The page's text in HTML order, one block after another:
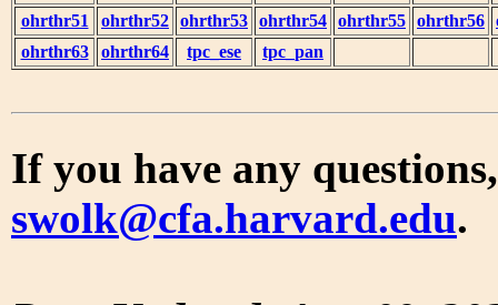
ohrthr51
ohrthr52 ohrthr53 ohrthr54 ohrthr55 ohrthr56
ohrthr63
ohrthr64 tpc_ese tpc_pan
If you have any
swolk@cfa.harvard.edu.